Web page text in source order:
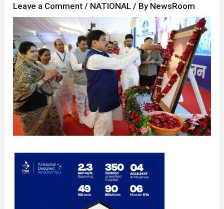
Leave a Comment / NATIONAL / By NewsRoom